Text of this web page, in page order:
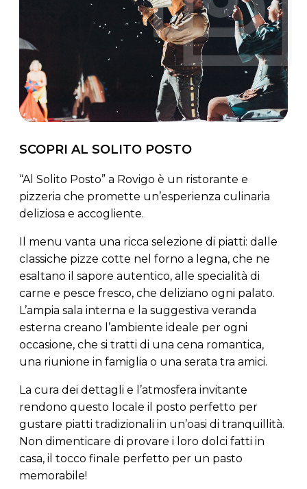
SCOPRI AL SOLITO POSTO
“Al Solito Posto” a Rovigo è un ristorante e
pizzeria che promette un’esperienza culinaria
deliziosa e accogliente.
Il menu vanta una ricca selezione di piatti: dalle
classiche pizze cotte nel forno a legna, che ne
esaltano il sapore autentico, alle specialità di
carne e pesce fresco, che deliziano ogni palato.
L’ampia sala interna e la suggestiva veranda
esterna creano l’ambiente ideale per ogni
occasione, che si tratti di una cena romantica,
una riunione in famiglia o una serata tra amici.
La cura dei dettagli e l’atmosfera invitante
rendono questo locale il posto perfetto per
gustare piatti tradizionali in un’oasi di tranquillità.
Non dimenticare di provare i loro dolci fatti in
casa, il tocco finale perfetto per un pasto
memorabile!